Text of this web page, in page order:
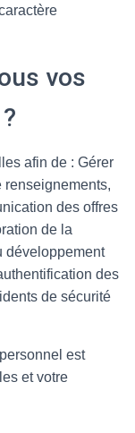
vos
afin de : Gérer
renseignements,
des offres
de la
développement
des
de sécurité
est
et votre